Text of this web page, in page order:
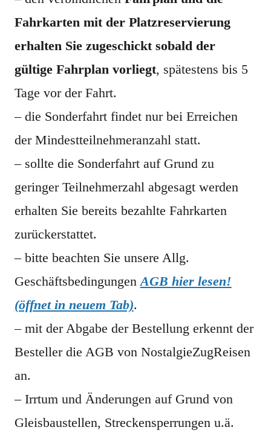
Fahrkarten mit der Platzreservierung
erhalten Sie zugeschickt sobald der
gültige Fahrplan vorliegt, spätestens bis 5
Tage vor der Fahrt.
– die Sonderfahrt findet nur bei Erreichen
der Mindestteilnehmeranzahl statt.
– sollte die Sonderfahrt auf Grund zu
geringer Teilnehmerzahl abgesagt werden
erhalten Sie bereits bezahlte Fahrkarten
zurückerstattet.
– bitte beachten Sie unsere Allg.
GeschäftsbedingungenAGB hier lesen!
(öffnet in neuem Tab).
– mit der Abgabe der Bestellung erkennt der
Besteller die AGB von NostalgieZugReisen
an.
– Irrtum und Änderungen auf Grund von
Gleisbaustellen, Streckensperrungen u.ä.